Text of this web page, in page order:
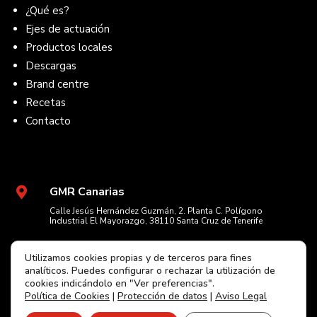
¿Qué es?
Ejes de actuación
Productos locales
Descargas
Brand centre
Recetas
Contacto
 GMR Canarias
Calle Jesús Hernández Guzmán, 2. Planta C. Polígono
Industrial El Mayorazgo, 38110 Santa Cruz de Tenerife
+34 922 236 048
El horario de atención telefónica es de lunes a viernes de 7:00 a
14:00 horas.
 info@volcanicxperience.com
Utilizamos cookies propias y de terceros para fines
analíticos. Puedes configurar o rechazar la utilización de
cookies indicándolo en "Ver preferencias".
Política de Cookies | Protección de datos | Aviso Legal